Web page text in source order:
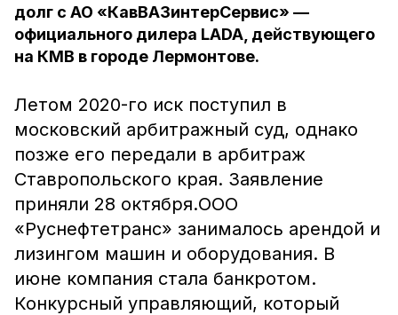
долг с АО «КавВАЗинтерСервис» —
официального дилера LADA, действующего
на КМВ в городе Лермонтове.
Летом 2020-го иск поступил в
московский арбитражный суд, однако
позже его передали в арбитраж
Ставропольского края. Заявление
приняли 28 октября.ООО
«Руснефтетранс» занималось арендой и
лизингом машин и оборудования. В
июне компания стала банкротом.
Конкурсный управляющий, который